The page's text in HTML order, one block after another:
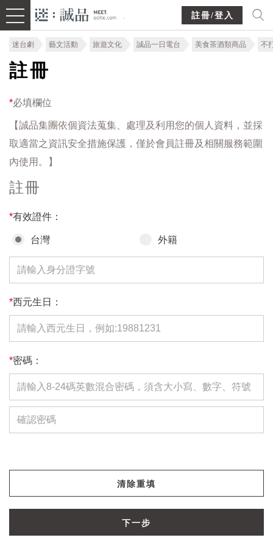
註冊/登入
迷台劇 藝文活動 旅遊文化 誠品一日電台 美食茶酒類商品 不
註冊
*必填欄位
【誠品集團依個資法蒐集、處理及利用您的個人資料，並採
取適當之資訊安全措施保護，僅於會員註冊及相關服務範圍
內使用。】
註冊
*有效證件：
台灣 外籍
*西元生日：
*密碼：